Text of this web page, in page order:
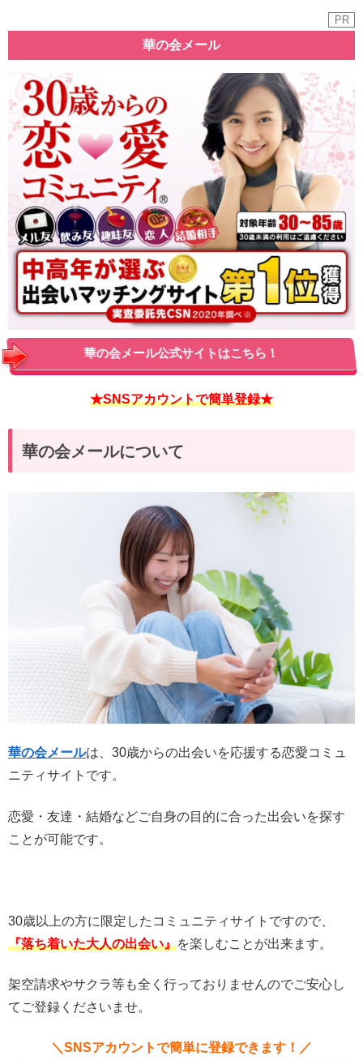
PR
華の会メール
華の会メール公式サイトはこちら！
★SNSアカウントで簡単登録★
華の会メールについて
華の会メールは、30歳からの出会いを応援する恋愛コミュ
ニティサイトです。
恋愛・友達・結婚などご自身の目的に合った出会いを探す
ことが可能です。
30歳以上の方に限定したコミュニティサイトですので、
『落ち着いた大人の出会い』を楽しむことが出来ます。
架空請求やサクラ等も全く行っておりませんのでご安心し
てご登録くださいませ。
＼SNSアカウントで簡単に登録できます！／